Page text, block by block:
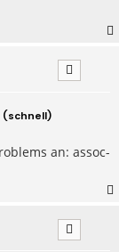
(schnell)
an: assoc-